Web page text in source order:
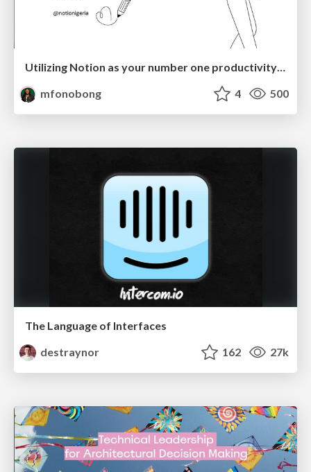
Utilizing Notion as your number one productivity tool
mfonobong
4 500
The Language of Interfaces
destraynor
162 27k